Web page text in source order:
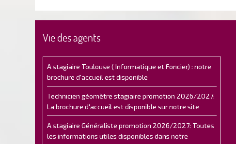
Vie des agents
A stagiaire Toulouse ( Informatique et Foncier) : notre
brochure d'accueil est disponible
Technicien géomètre stagiaire promotion 2026/2027:
La brochure d'accueil est disponible sur notre site
A stagiaire Généraliste promotion 2026/2027: Toutes
les informations utiles disponibles dans notre